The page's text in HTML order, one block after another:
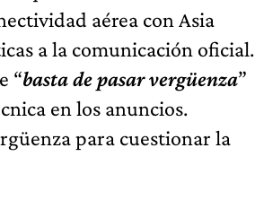
aérea con Asia
a la comunicación oficial.
“basta de pasar vergüenza”
en los anuncios.
para cuestionar la